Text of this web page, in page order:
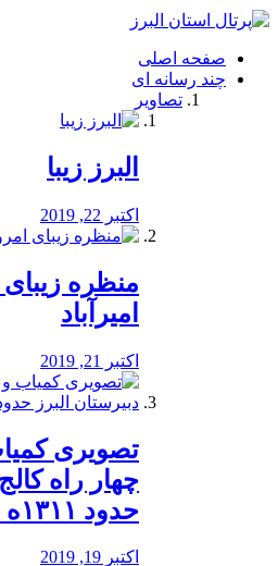
فصد
شرق
تهران
خشکشویی
صفحه اصلی
چند رسانه ای
تصاویر
البرز زیبا
اکتبر 22, 2019
منظره‌‌
امیرآباد
اکتبر 21, 2019
️تصویری
چهار راه
حدود ۱۳۱۱ه ش
اکتبر 19, 2019